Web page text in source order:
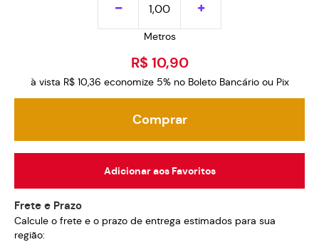
Metros
R$ 10,90
à vista R$ 10,36 economize 5% no Boleto Bancário ou Pix
Comprar
Adicionar aos Favoritos
Frete e Prazo
Calcule o frete e o prazo de entrega estimados para sua
região: